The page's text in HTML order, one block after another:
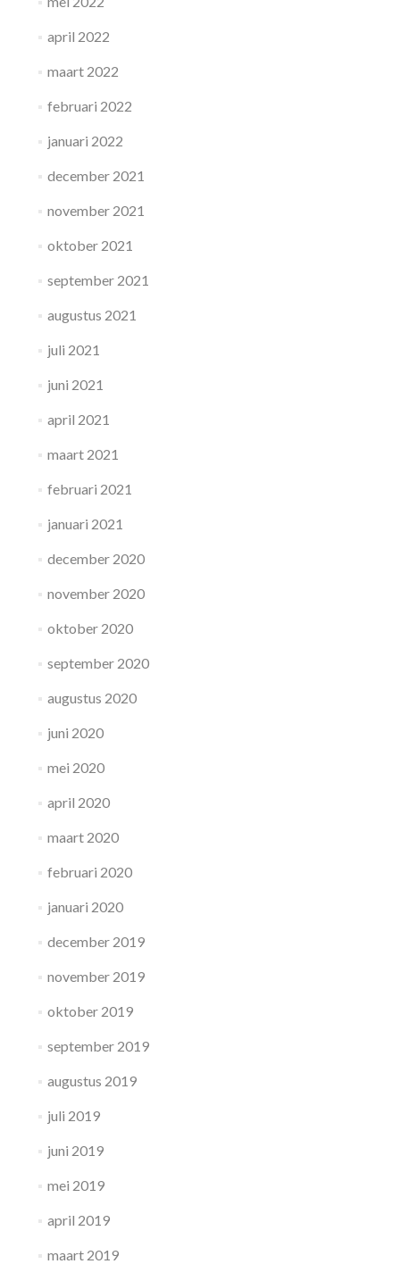
april 2022
maart 2022
februari 2022
januari 2022
december 2021
november 2021
oktober 2021
september 2021
augustus 2021
juli 2021
juni 2021
april 2021
maart 2021
februari 2021
januari 2021
december 2020
november 2020
oktober 2020
september 2020
augustus 2020
juni 2020
mei 2020
april 2020
maart 2020
februari 2020
januari 2020
december 2019
november 2019
oktober 2019
september 2019
augustus 2019
juli 2019
juni 2019
mei 2019
april 2019
maart 2019